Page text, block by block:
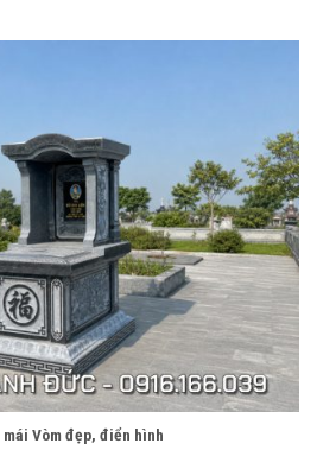
Vòm đẹp, điển hình